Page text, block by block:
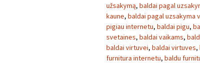
užsakymą, baldai pagal
kaune, baldai pagal uzsakyma
pigiau internetu, baldai pigu,
svetaines, baldai vaikams,
baldai virtuvei, baldai virtuves,
furnitura internetu, baldu